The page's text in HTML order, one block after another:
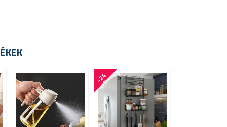
-
2
4
%